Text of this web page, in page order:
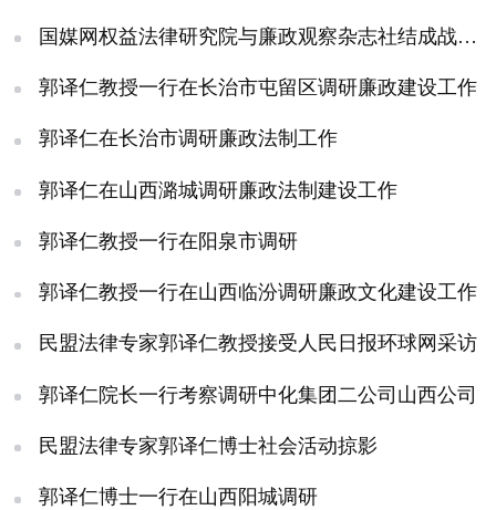
国媒网权益法律研究院与廉政观察杂志社结成战略伙伴
郭译仁教授一行在长治市屯留区调研廉政建设工作
郭译仁在长治市调研廉政法制工作
郭译仁在山西潞城调研廉政法制建设工作
郭译仁教授一行在阳泉市调研
郭译仁教授一行在山西临汾调研廉政文化建设工作
民盟法律专家郭译仁教授接受人民日报环球网采访
郭译仁院长一行考察调研中化集团二公司山西公司
民盟法律专家郭译仁博士社会活动掠影
郭译仁博士一行在山西阳城调研